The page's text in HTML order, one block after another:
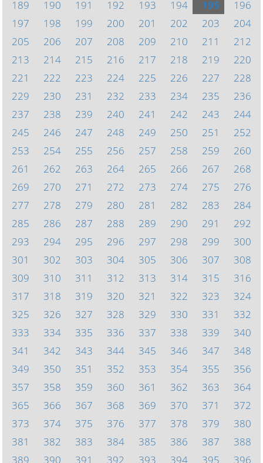
189
190 191 192 193 194 195
196
197
198 199 200 201 202 203
204
205
206 207 208 209 210 211
212
213
214 215 216 217 218 219
220
221
222 223 224 225 226 227
228
229
230 231 232 233 234 235
236
237
238 239 240 241 242 243
244
245
246 247 248 249 250 251
252
253
254 255 256 257 258 259
260
261
262 263 264 265 266 267
268
269
270 271 272 273 274 275
276
277
278 279 280 281 282 283
284
285
286 287 288 289 290 291
292
293
294 295 296 297 298 299
300
301
302 303 304 305 306 307
308
309
310 311 312 313 314 315
316
317
318 319 320 321 322 323
324
325
326 327 328 329 330 331
332
333
334 335 336 337 338 339
340
341
342 343 344 345 346 347
348
349
350 351 352 353 354 355
356
357
358 359 360 361 362 363
364
365
366 367 368 369 370 371
372
373
374 375 376 377 378 379
380
381
382 383 384 385 386 387
388
389
390 391 392 393 394 395 396